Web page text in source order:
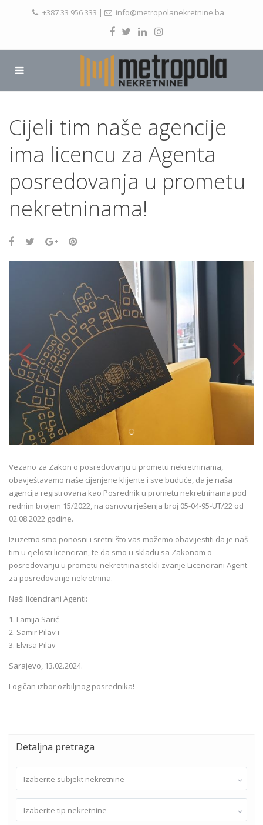
+387 33 956 333 | info@metropolanekretnine.ba
Cijeli tim naše agencije
ima licencu za Agenta
posredovanja u prometu
nekretninama!
Vezano za Zakon o posredovanju u prometu nekretninama,
obavještavamo naše cijenjene klijente i sve buduće, da je naša
agencija registrovana kao Posrednik u prometu nekretninama pod
rednim brojem 15/2022, na osnovu rješenja broj 05-04-95-UT/22 od
02.08.2022 godine.
Izuzetno smo ponosni i sretni što vas možemo obavijestiti da je naš
tim u cjelosti licenciran, te da smo u skladu sa Zakonom o
posredovanju u prometu nekretnina stekli zvanje Licencirani Agent
za posredovanje nekretnina.
Naši licencirani Agenti:
1. Lamija Sarić
2. Samir Pilav i
3. Elvisa Pilav
Sarajevo, 13.02.2024.
Logičan izbor ozbiljnog posrednika!
Detaljna pretraga
Izaberite subjekt nekretnine
Izaberite tip nekretnine